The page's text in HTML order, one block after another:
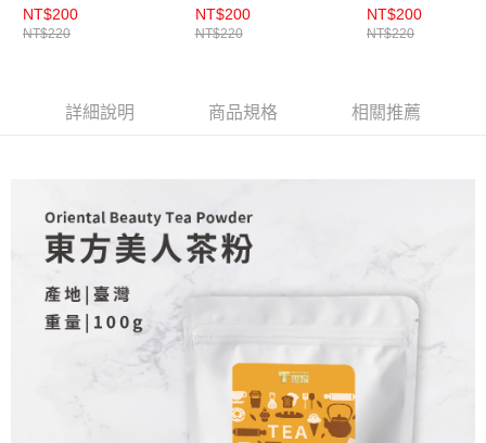
NT$200
NT$220
NT$200
NT$220
NT$200
NT$220
詳細說明 商品規格 相關推薦